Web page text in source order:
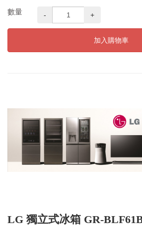
數量 - +
加入購物車
LG 獨立式冰箱 GR-